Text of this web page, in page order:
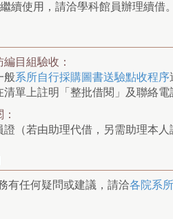
續使用，請洽學科館員辦理續借。
編目組驗收：
般系所自行採購圖書送驗點收程序
清單上註明「整批借閱」及聯絡電
證（若由助理代借，另需助理本人
有任何疑問或建議，請洽各院系